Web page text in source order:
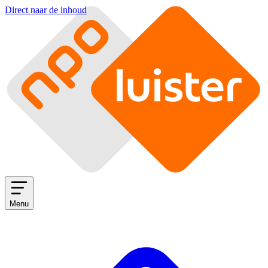
Direct naar de inhoud
Menu